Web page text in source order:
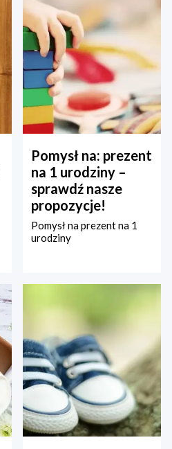
Pomysł na: prezent
na 1 urodziny –
sprawdź nasze
propozycje!
Pomysł na prezent na 1
urodziny